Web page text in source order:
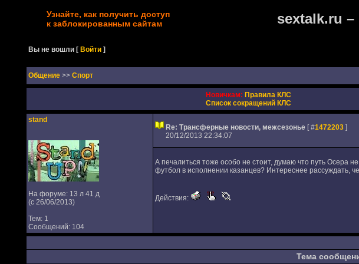
Узнайте, как получить доступ
к заблокированным сайтам
sextalk.ru –
Вы не вошли [Войти ]
Oбщение >> Спорт
Новичкам: Правила КЛС
Список сокращений КЛС
stand
На форуме: 13 л 41 д
(с 26/06/2013)
Тем: 1
Сообщений: 104
Re: Трансферные новости, межсезонье [ #1472203]
20/12/2013 22:34:07
А печалиться тоже особо не стоит, думаю что путь Осера
футбол в исполнении казанцев? Интереснее рассуждать,
Действия:
Тема